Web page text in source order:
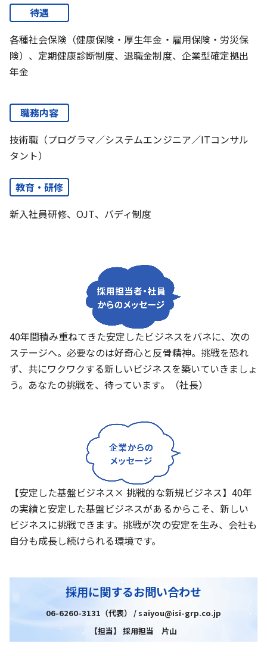
待遇
各種社会保険（健康保険・厚生年金・雇用保険・労災保
険）、定期健康診断制度、退職金制度、企業型確定拠出
年金
職務内容
技術職（プログラマ／システムエンジニア／ITコンサル
タント）
教育・研修
新入社員研修、OJT、バディ制度
40年間積み重ねてきた安定したビジネスをバネに、次の
ステージへ。必要なのは好奇心と反骨精神。挑戦を恐れ
ず、共にワクワクする新しいビジネスを築いていきましょ
う。あなたの挑戦を、待っています。（社長）
【安定した基盤ビジネス× 挑戦的な新規ビジネス】40年
の実績と安定した基盤ビジネスがあるからこそ、新しい
ビジネスに挑戦できます。挑戦が次の安定を生み、会社も
自分も成長し続けられる環境です。
採用に関するお問い合わせ
06-6260-3131（代表） / saiyou@isi-grp.co.jp
【担当】 採用担当 片山